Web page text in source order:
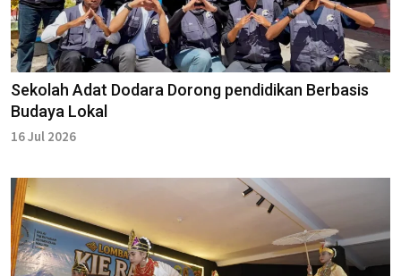
Sekolah Adat Dodara Dorong pendidikan Berbasis
Budaya Lokal
16 Jul 2026